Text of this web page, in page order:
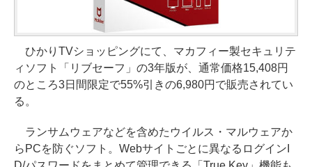
ひかりTVショッピングにて、マカフィー製セキュリテ
ィソフト「リブセーフ」の3年版が、通常価格15,408円
のところ3日間限定で55%引きの6,980円で販売されてい
る。
ランサムウェアなどを含めたウイルス・マルウェアか
らPCを防ぐソフト。Webサイトごとに異なるログインI